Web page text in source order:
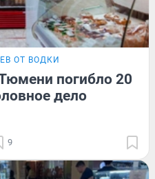
ОТ ВОДКИ
погибло 20
дело
9